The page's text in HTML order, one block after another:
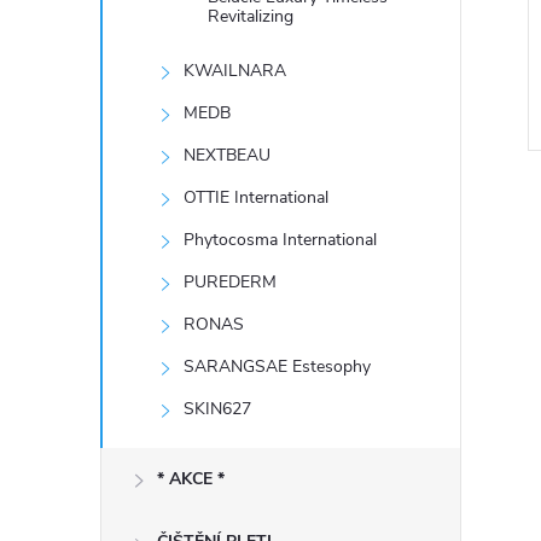
Revitalizing
KWAILNARA
MEDB
NEXTBEAU
OTTIE International
Phytocosma International
PUREDERM
RONAS
SARANGSAE Estesophy
SKIN627
* AKCE *